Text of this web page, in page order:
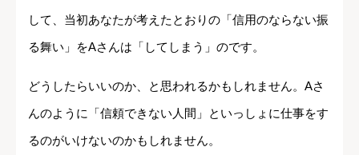
して、当初あなたが考えたとおりの「信用のならない振
る舞い」をAさんは「してしまう」のです。
どうしたらいいのか、と思われるかもしれません。Aさ
んのように「信頼できない人間」といっしょに仕事をす
るのがいけないのかもしれません。